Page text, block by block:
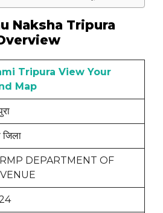
Naksha Tripura
Tripura View Your
Map
जिला
DEPARTMENT OF